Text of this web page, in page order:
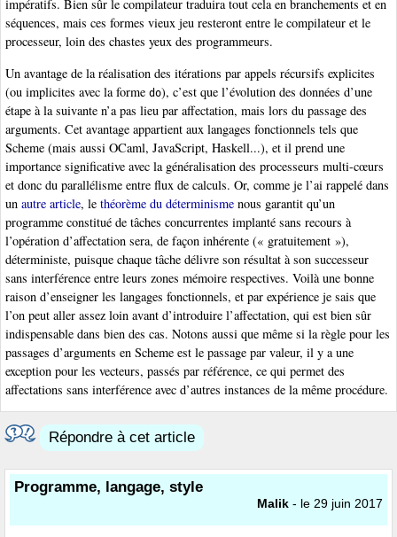
impératifs. Bien sûr le compilateur traduira tout cela en branchements et en
séquences, mais ces formes vieux jeu resteront entre le compilateur et le
processeur, loin des chastes yeux des programmeurs.
Un avantage de la réalisation des itérations par appels récursifs explicites
(ou implicites avec la forme do), c’est que l’évolution des données d’une
étape à la suivante n’a pas lieu par affectation, mais lors du passage des
arguments. Cet avantage appartient aux langages fonctionnels tels que
Scheme (mais aussi OCaml, JavaScript, Haskell...), et il prend une
importance significative avec la généralisation des processeurs multi-cœurs
et donc du parallélisme entre flux de calculs. Or, comme je l’ai rappelé dans
un autre article, le théorème du déterminisme nous garantit qu’un
programme constitué de tâches concurrentes implanté sans recours à
l’opération d’affectation sera, de façon inhérente (« gratuitement »),
déterministe, puisque chaque tâche délivre son résultat à son successeur
sans interférence entre leurs zones mémoire respectives. Voilà une bonne
raison d’enseigner les langages fonctionnels, et par expérience je sais que
l’on peut aller assez loin avant d’introduire l’affectation, qui est bien sûr
indispensable dans bien des cas. Notons aussi que même si la règle pour les
passages d’arguments en Scheme est le passage par valeur, il y a une
exception pour les vecteurs, passés par référence, ce qui permet des
affectations sans interférence avec d’autres instances de la même procédure.
Répondre à cet article
Programme, langage, style
Malik - le 29 juin 2017